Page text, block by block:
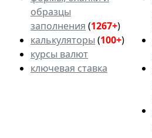
образцы
заполнения (1267+)
калькуляторы (100+)
курсы валют
ключевая ставка